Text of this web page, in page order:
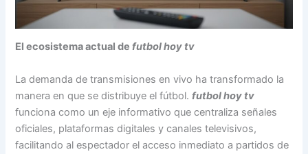
El ecosistema actual defutbol hoy tv
La demanda de transmisiones en vivo ha transformado la
manera en que se distribuye el fútbol.futbol hoy tv
funciona como un eje informativo que centraliza señales
oficiales, plataformas digitales y canales televisivos,
facilitando al espectador el acceso inmediato a partidos de